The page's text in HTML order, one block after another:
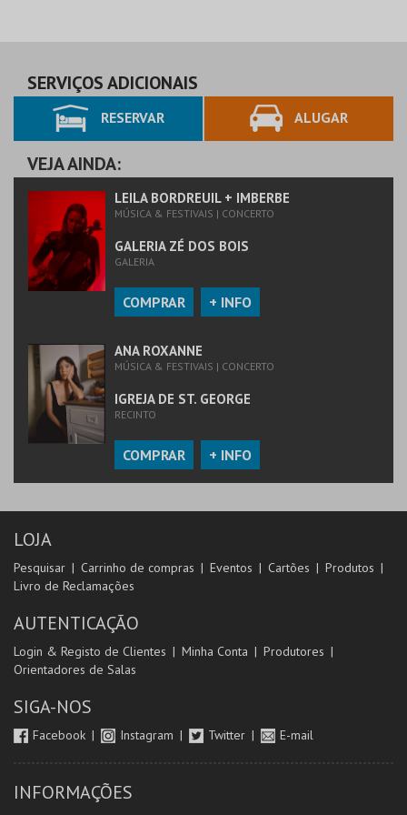
SERVIÇOS ADICIONAIS
RESERVAR ALUGAR
VEJA AINDA:
LEILA BORDREUIL + IMBERBE
MÚSICA & FESTIVAIS | CONCERTO
GALERIA ZÉ DOS BOIS
GALERIA
COMPRAR + INFO
ANA ROXANNE
MÚSICA & FESTIVAIS | CONCERTO
IGREJA DE ST. GEORGE
RECINTO
COMPRAR + INFO
LOJA
Pesquisar Carrinho de compras Eventos Cartões
Produtos
Livro de Reclamações
AUTENTICAÇÃO
Login & Registo de Clientes Minha Conta
Produtores
Orientadores de Salas
SIGA-NOS
Facebook Instagram Twitter E-mail
INFORMAÇÕES